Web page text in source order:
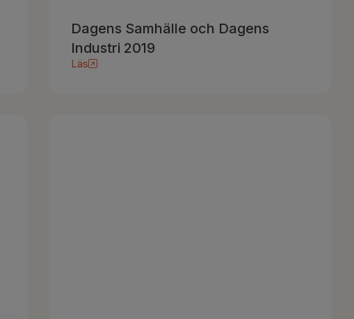
Dagens Samhälle och Dagens
Industri 2019
Läs